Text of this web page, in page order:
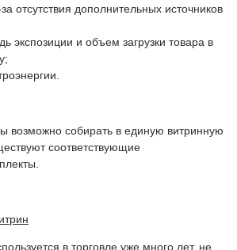
отсутствия дополнительных источников
экспозиции и объем загрузки товара в
возможно собирать в единую витринную
соответствующие
в торговле уже много лет, не